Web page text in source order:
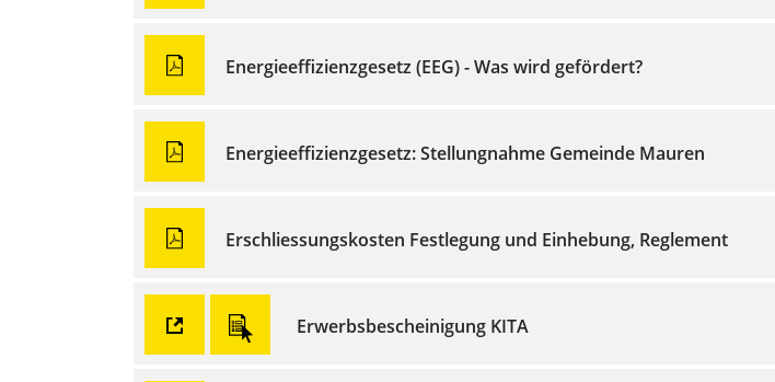
Energieeffizienzgesetz (EEG) - Was wird gefördert?
Energieeffizienzgesetz: Stellungnahme Gemeinde Mauren
Erschliessungskosten Festlegung und Einhebung, Reglement
Erwerbsbescheinigung KITA